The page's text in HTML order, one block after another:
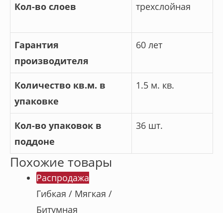
Кол-во слоев трехслойная
Гарантия
производителя
60 лет
Количество кв.м. в
упаковке
1.5 м. кв.
Кол-во упаковок в
поддоне
36 шт.
Похожие товары
Распродажа
Гибкая / Мягкая /
Битумная